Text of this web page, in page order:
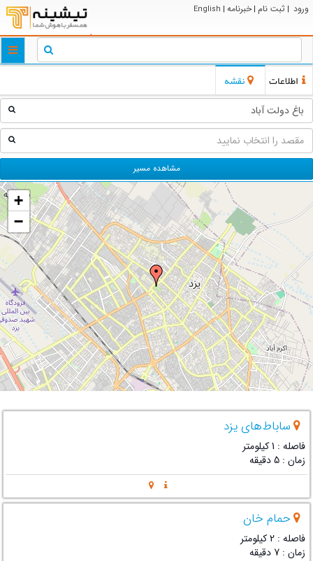
ورود | ثبت نام | خبرنامه |
English
اطلاعات نقشه
مشاهده مسیر
+
−
ساباط‌های یزد
فاصله : 1 کیلومتر
زمان : 5 دقیقه
حمام خان
فاصله : 2 کیلومتر
زمان : 7 دقیقه